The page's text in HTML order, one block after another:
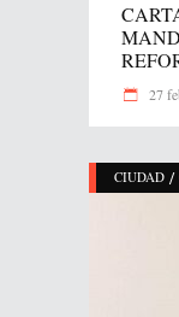
27
CIUDAD /